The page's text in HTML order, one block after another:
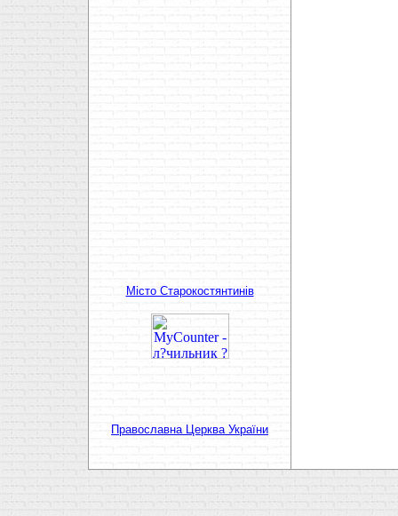
Мiсто Старокостянтинiв
Православна Церква України